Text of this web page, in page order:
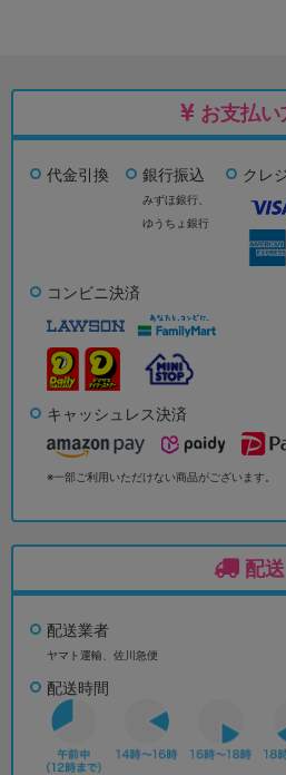
お支払い
代金引換 銀行振込
みずほ銀行、
ゆうちょ銀行
クレ
コンビニ決済
キャッシュレス決済
※一部ご利用いただけない商品がございます。
配送
配送業者
ヤマト運輸、佐川急便
配送時間